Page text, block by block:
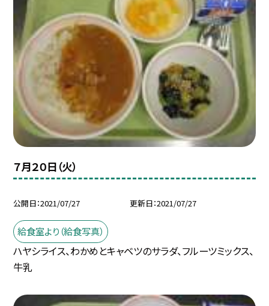
７月２０日（火）
公開日 2021/07/27 更新日 2021/07/27
給食室より（給食写真）
ハヤシライス、わかめとキャベツのサラダ、フルーツミックス、
牛乳